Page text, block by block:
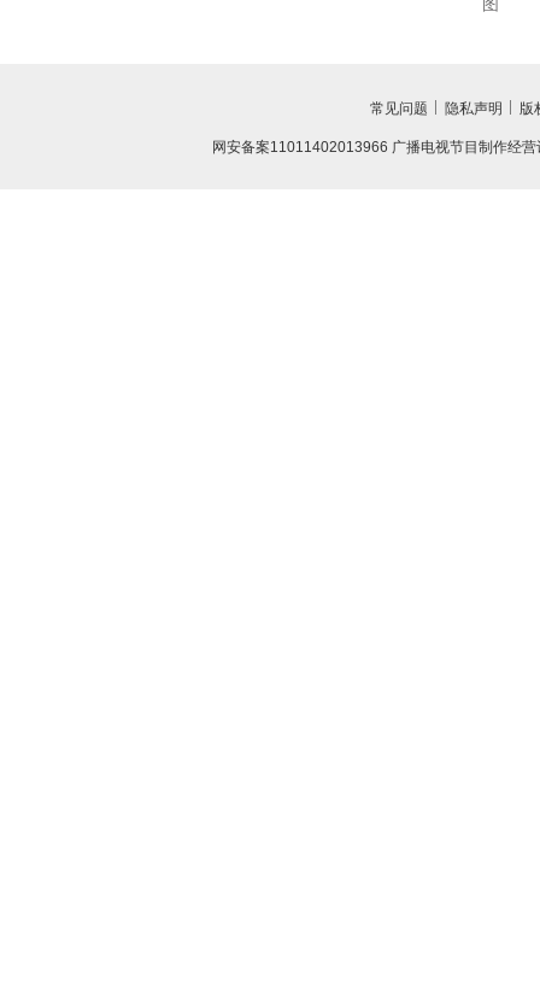
常见问题 隐私声明 版
网安备案11011402013966 广播电视节目制作经